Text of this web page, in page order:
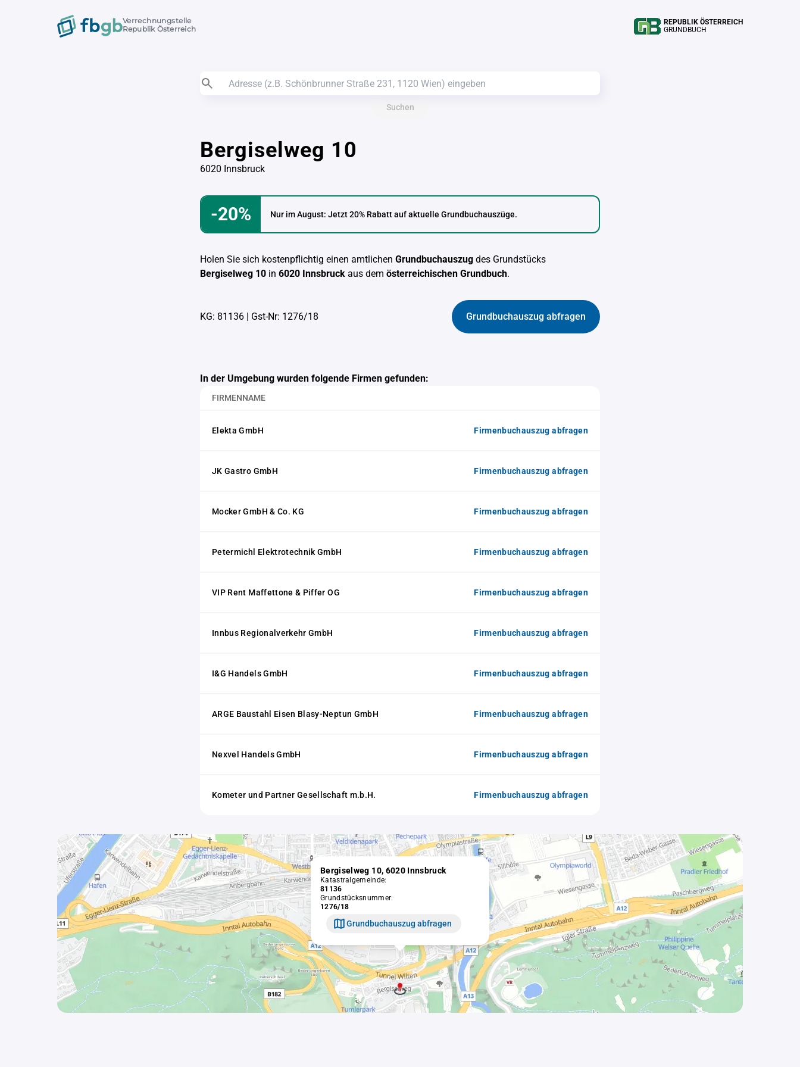
Verrechnungstelle
Republik Österreich
REPUBLIK ÖSTERREICH
GRUNDBUCH
Suchen
Bergiselweg 10
6020 Innsbruck
-20% Nur im August: Jetzt 20% Rabatt auf aktuelle Grundbuchauszüge.
Holen Sie sich kostenpflichtig einen amtlichen Grundbuchauszug des Grundstücks
Bergiselweg 10 in 6020 Innsbruck aus dem österreichischen Grundbuch.
KG: 81136 | Gst-Nr: 1276/18 Grundbuchauszug abfragen
In der Umgebung wurden folgende Firmen gefunden:
FIRMENNAME
Elekta GmbH Firmenbuchauszug abfragen
JK Gastro GmbH Firmenbuchauszug abfragen
Mocker GmbH & Co. KG Firmenbuchauszug abfragen
Petermichl Elektrotechnik GmbH Firmenbuchauszug abfragen
VIP Rent Maffettone & Piffer OG Firmenbuchauszug abfragen
Innbus Regionalverkehr GmbH Firmenbuchauszug abfragen
I&G Handels GmbH Firmenbuchauszug abfragen
ARGE Baustahl Eisen Blasy-Neptun GmbH Firmenbuchauszug abfragen
Nexvel Handels GmbH Firmenbuchauszug abfragen
Kometer und Partner Gesellschaft m.b.H. Firmenbuchauszug abfragen
Bergiselweg 10, 6020 Innsbruck
Katastralgemeinde:
81136
Grundstücksnummer:
1276/18
Grundbuchauszug abfragen